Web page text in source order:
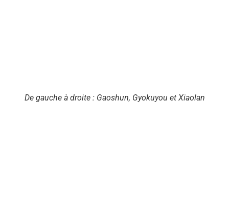
De gauche à droite : Gaoshun, Gyokuyou et Xiaolan